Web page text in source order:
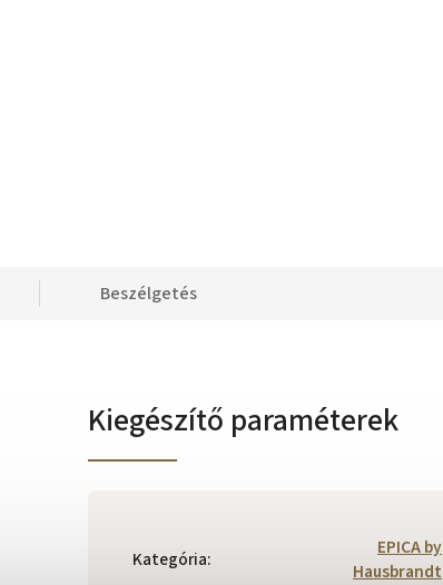
Beszélgetés
Kiegészítő paraméterek
Kategória:
EPICA by
Hausbrandt